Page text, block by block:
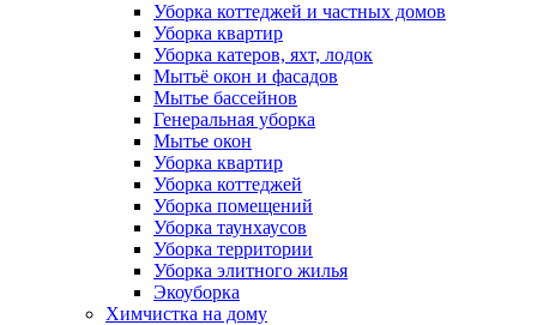
Уборка коттеджей и частных домов
Уборка квартир
Уборка катеров, яхт, лодок
Мытьё окон и фасадов
Мытье бассейнов
Генеральная уборка
Мытье окон
Уборка квартир
Уборка коттеджей
Уборка помещений
Уборка таунхаусов
Уборка территории
Уборка элитного жилья
Экоуборка
Химчистка на дому